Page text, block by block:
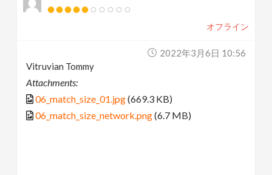
オフライン
2022年3月6日 10:56
Vitruvian Tommy
Attachments:
06_match_size_01.jpg(669.3 KB)
06_match_size_network.png(6.7 MB)